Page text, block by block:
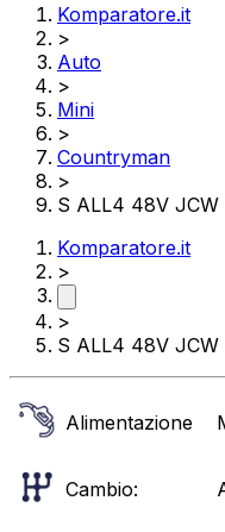
Komparatore.it
>
Auto
>
Mini
>
Countryman
>
S ALL4 48V JCW
Komparatore.it
>
>
S ALL4 48V JCW
Alimentazione
Cambio: